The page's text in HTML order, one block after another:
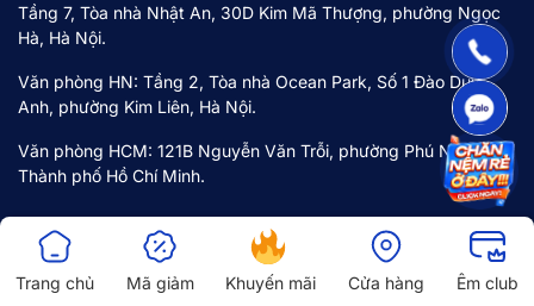
Trang chủ Mã giảm Khuyến mãi Cửa hàng Êm club
Tầng 7, Tòa nhà Nhật An, 30D Kim Mã Thượng, phường Ngọc
Hà, Hà Nội.
Văn phòng HN: Tầng 2, Tòa nhà Ocean Park, Số 1 Đào Duy
Anh, phường Kim Liên, Hà Nội.
Văn phòng HCM: 121B Nguyễn Văn Trỗi, phường Phú Nhuận,
Thành phố Hồ Chí Minh.